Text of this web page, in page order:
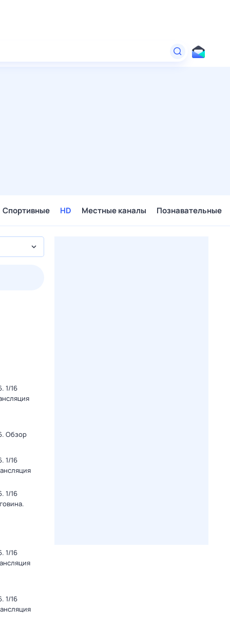
Спортивные HD Местные каналы Познавательные
1/16
Обзор
1/16
1/16
1/16
1/16